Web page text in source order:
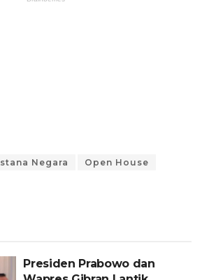
Negara
Open House
Presiden Prabowo dan